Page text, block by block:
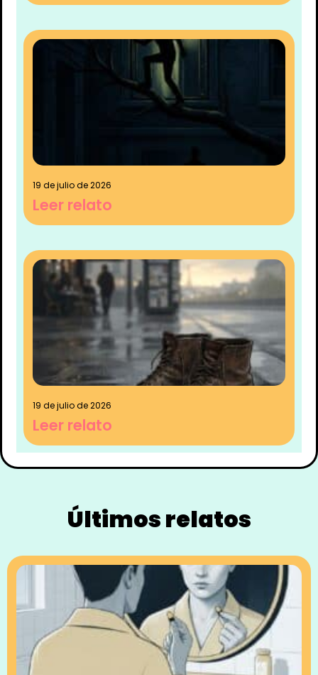
19 de julio de 2026
Leer relato
19 de julio de 2026
Leer relato
Últimos relatos